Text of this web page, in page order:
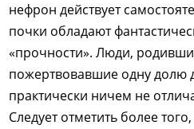
нефрон действует
почки обладают
«прочности». Люди,
пожертвовавшие одну долю
практически ничем не
Следует отметить более